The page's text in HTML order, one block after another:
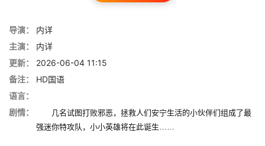
导演：
内详
主演：
内详
更新：
2026-06-04 11:15
备注：
HD国语
语言：
剧情：
几名试图打败邪恶，拯救人们安宁生活的小伙伴们组成了最
强迷你特攻队，小小英雄将在此诞生……